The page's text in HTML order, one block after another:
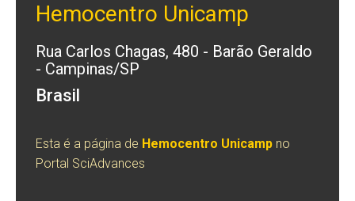
Hemocentro Unicamp
Rua Carlos Chagas, 480 - Barão Geraldo
- Campinas/SP
Brasil
Esta é a página de Hemocentro Unicamp no
Portal SciAdvances